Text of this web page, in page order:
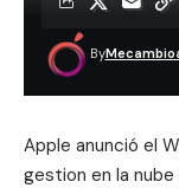
By
Apple anunció el
gestion en la